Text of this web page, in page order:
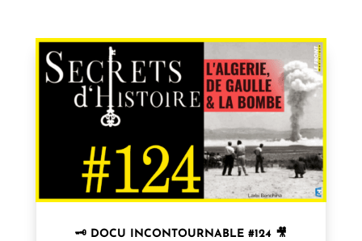
🗝 DOCU INCONTOURNABLE #124 🎥